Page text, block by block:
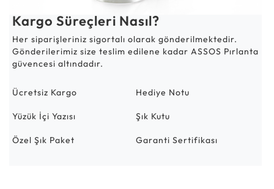
Kargo Süreçleri Nasıl?
Her siparişleriniz sigortalı olarak gönderilmektedir.
Gönderilerimiz size teslim edilene kadar ASSOS Pırlanta
güvencesi altındadır.
Ücretsiz Kargo Hediye Notu
Yüzük İçi Yazısı Şık Kutu
Özel Şık Paket Garanti Sertifikası